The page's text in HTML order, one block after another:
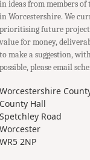
ideas from members
Worcestershire. We
future
for money,
make a suggestion,
please email
Hall
Road
2NP